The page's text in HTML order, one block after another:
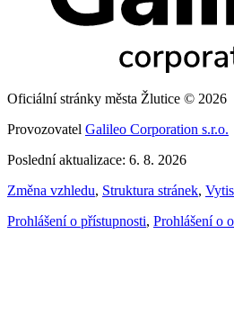
Oficiální stránky města Žlutice © 2026
Provozovatel Galileo Corporation s.r.o.
Poslední aktualizace: 6. 8. 2026
Změna vzhledu, Struktura stránek,
Prohlášení o přístupnosti, Prohlášení o